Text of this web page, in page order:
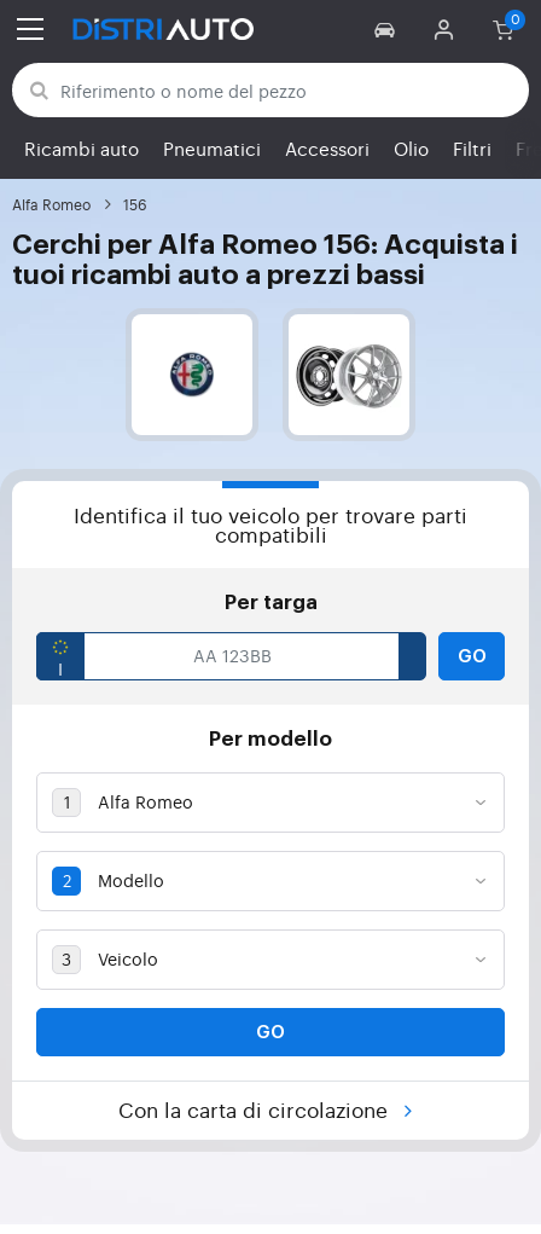
Torna alle categorie
Ricambi auto Pneumatici Accessori Olio Filtri
Alfa Romeo 156
Cerchi per Alfa Romeo 156: Acquista i
tuoi ricambi auto a prezzi bassi
Identifica il tuo veicolo per trovare parti
compatibili
Per targa
GO
Per modello
GO
Con la carta di circolazione